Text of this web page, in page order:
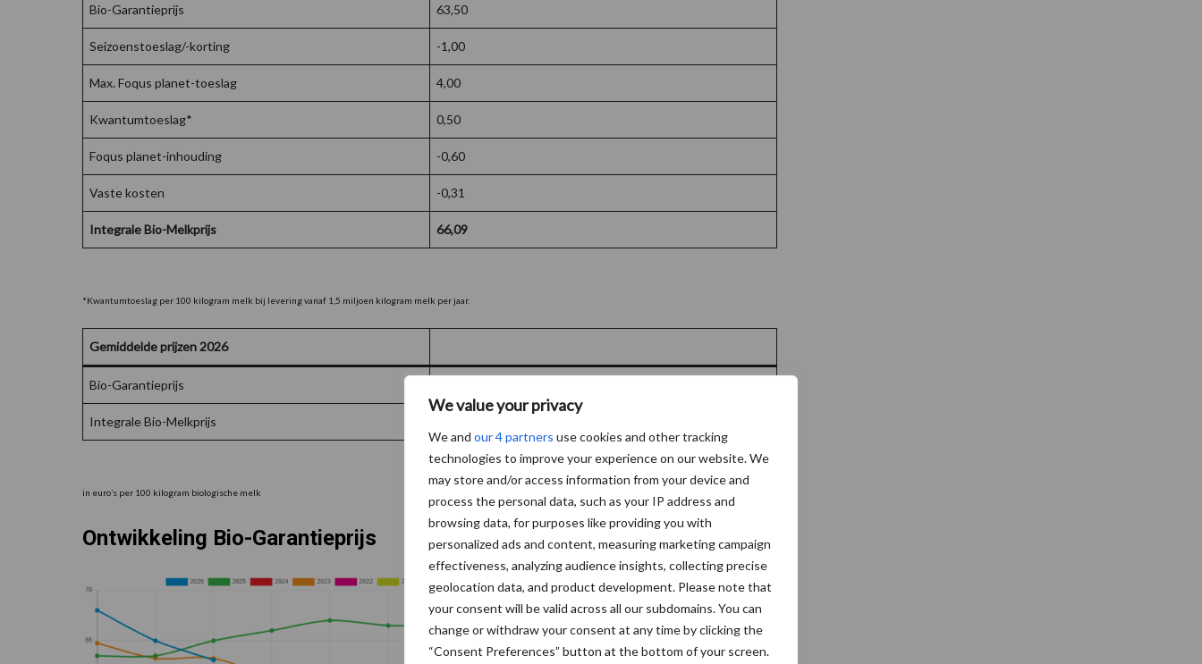
We value your privacy
We and our 4 partners use cookies and other tracking
technologies to improve your experience on our website. We
may store and/or access information from your device and
process the personal data, such as your IP address and
browsing data, for purposes like providing you with
personalized ads and content, measuring marketing campaign
effectiveness, analyzing audience insights, collecting precise
geolocation data, and product development. Please note that
your consent will be valid across all our subdomains. You can
change or withdraw your consent at any time by clicking the
“Consent Preferences” button at the bottom of your screen.
Bio-Garantieprijs 63,50
Seizoenstoeslag/-korting -1,00
Max. Foqus planet-toeslag 4,00
Kwantumtoeslag* 0,50
Foqus planet-inhouding -0,60
Vaste kosten -0,31
Integrale Bio-Melkprijs 66,09
*Kwantumtoeslag per 100 kilogram melk bij levering vanaf 1,5 miljoen kilogram melk per jaar.
Gemiddelde prijzen 2026
Bio-Garantieprijs
Integrale Bio-Melkprijs
in euro’s per 100 kilogram biologische melk
Ontwikkeling Bio-Garantieprijs